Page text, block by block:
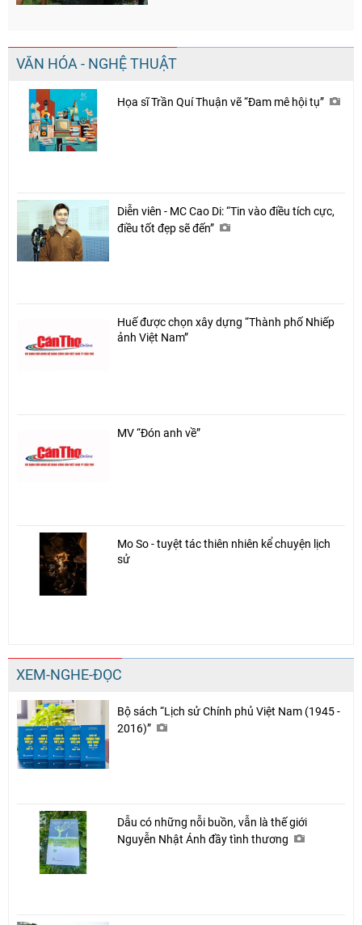
VĂN HÓA - NGHỆ THUẬT
Họa sĩ Trần Quí Thuận vẽ “Đam mê hội tụ”
Diễn viên - MC Cao Di: “Tin vào điều tích cực,
điều tốt đẹp sẽ đến”
Huế được chọn xây dựng “Thành phố Nhiếp
ảnh Việt Nam”
MV “Đón anh về”
Mo So - tuyệt tác thiên nhiên kể chuyện lịch
sử
XEM-NGHE-ĐỌC
Bộ sách “Lịch sử Chính phủ Việt Nam (1945 -
2016)”
Dẫu có những nỗi buồn, vẫn là thế giới
Nguyễn Nhật Ánh đầy tình thương